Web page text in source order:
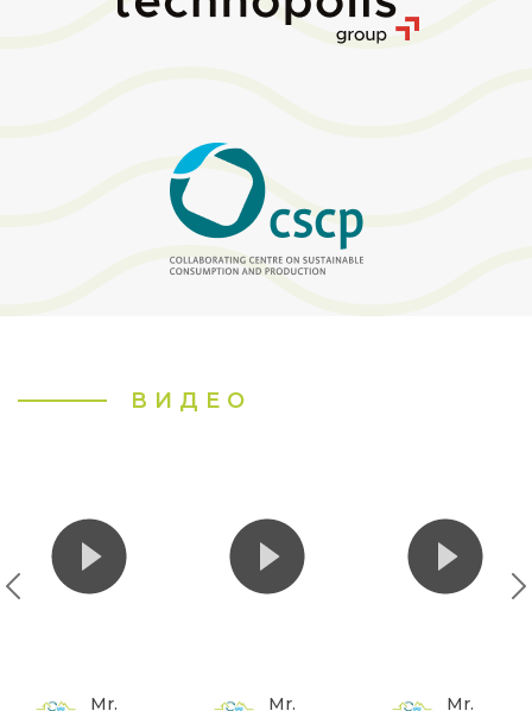
ВИДЕО
Mr. Mr. Mr.